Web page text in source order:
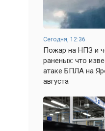
Сегодня, 12:36
Пожар на НПЗ и
раненых: что
атаке БПЛА на
августа